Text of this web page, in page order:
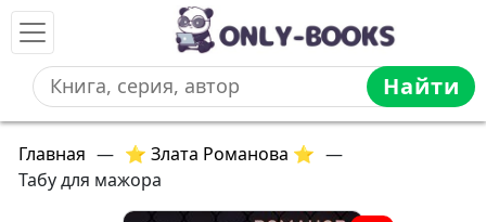
Найти
Главная — ⭐ Злата Романова ⭐ —
Табу для мажора